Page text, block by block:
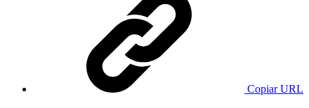
Copiar URL